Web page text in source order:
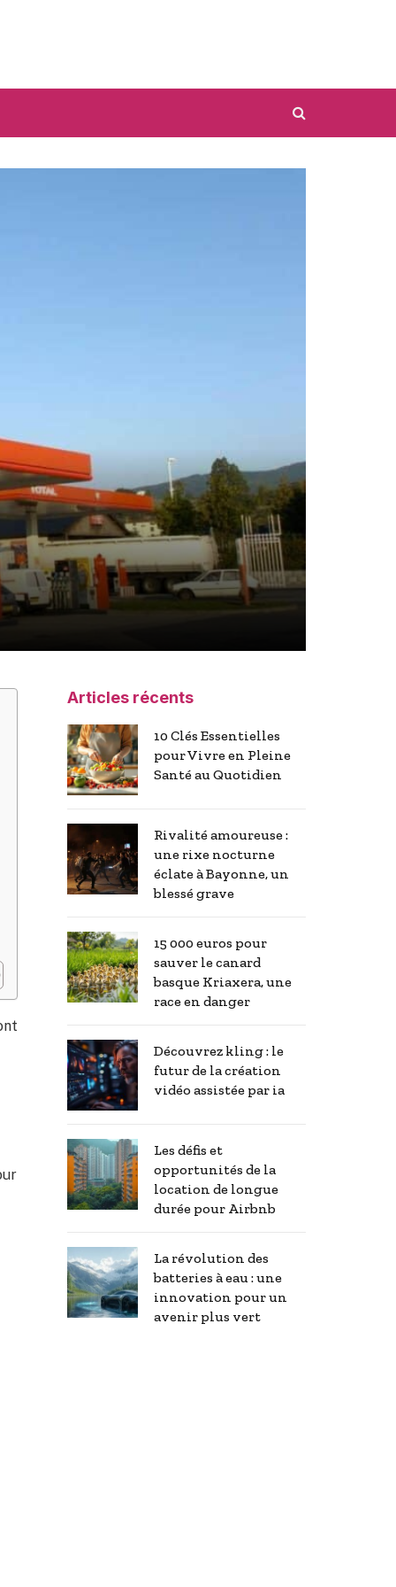
Articles récents
10 Clés Essentielles
pour Vivre en Pleine
Santé au Quotidien
Rivalité amoureuse :
une rixe nocturne
éclate à Bayonne, un
blessé grave
15 000 euros pour
sauver le canard
basque Kriaxera, une
race en danger
Découvrez kling : le
futur de la création
vidéo assistée par ia
Les défis et
opportunités de la
location de longue
durée pour Airbnb
La révolution des
batteries à eau : une
innovation pour un
avenir plus vert